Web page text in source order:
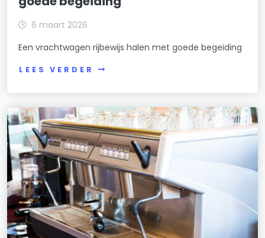
6 maart 2026
Een vrachtwagen rijbewijs halen met goede begeiding
LEES VERDER